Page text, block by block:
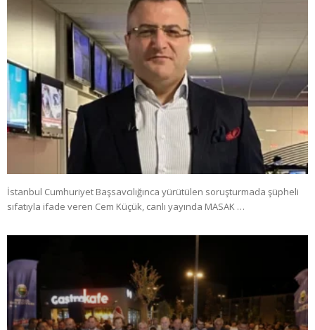
İstanbul Cumhuriyet Başsavcılığınca yürütülen soruşturmada şüpheli
sıfatıyla ifade veren Cem Küçük, canlı yayında MASAK …